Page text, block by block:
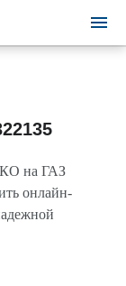
на ГАЗ
онлайн-